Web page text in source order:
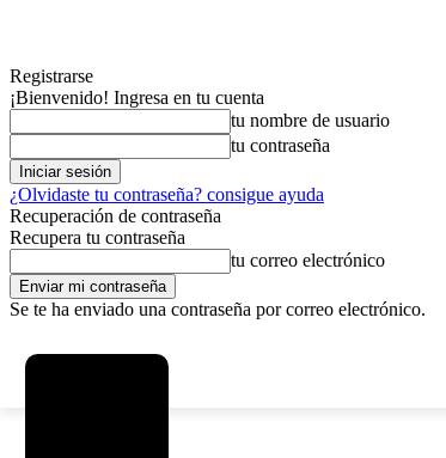
Registrarse
¡Bienvenido! Ingresa en tu cuenta
tu nombre de usuario
tu contraseña
¿Olvidaste tu contraseña? consigue ayuda
Recuperación de contraseña
Recupera tu contraseña
tu correo electrónico
Se te ha enviado una contraseña por correo electrónico.